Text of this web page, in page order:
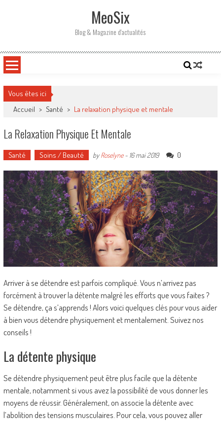
MeoSix
Blog & Magazine d'actualités
Vous êtes ici
Accueil > Santé > La relaxation physique et mentale
La Relaxation Physique Et Mentale
Santé Soins / Beauté byRoselyne- 16 mai 2019 0
Arriver à se détendre est parfois compliqué. Vous n’arrivez pas
forcément à trouver la détente malgré les efforts que vous faites ?
Se détendre, ça s’apprends ! Alors voici quelques clés pour vous aider
à bien vous détendre physiquement et mentalement. Suivez nos
conseils !
La détente physique
Se détendre physiquement peut être plus facile que la détente
mentale, notamment si vous avez la possibilité de vous donner les
moyens de réussir. Généralement, on associe la détente avec
l’abolition des tensions musculaires. Pour cela, vous pouvez aller